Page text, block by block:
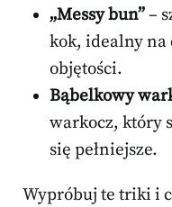
„Messy bun”–
kok, idealny na
objętości.
Bąbelkowy
warkocz, który
się pełniejsze.
Wypróbuj te triki i